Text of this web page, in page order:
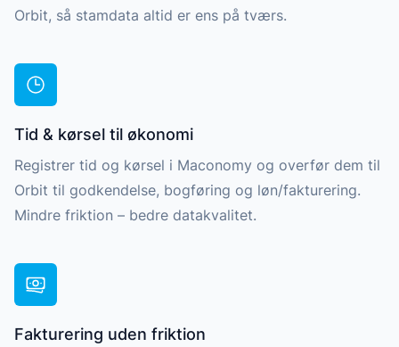
Orbit, så stamdata altid er ens på tværs.
Tid & kørsel til økonomi
Registrer tid og kørsel i Maconomy og overfør dem til
Orbit til godkendelse, bogføring og løn/fakturering.
Mindre friktion – bedre datakvalitet.
Fakturering uden friktion